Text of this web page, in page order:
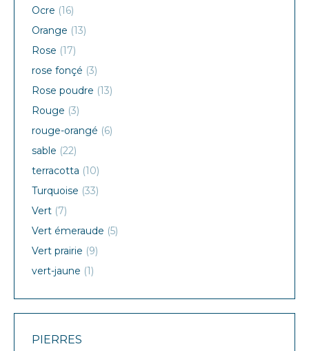
Ocre (16)
Orange (13)
Rose (17)
rose fonçé (3)
Rose poudre (13)
Rouge (3)
rouge-orangé (6)
sable (22)
terracotta (10)
Turquoise (33)
Vert (7)
Vert émeraude (5)
Vert prairie (9)
vert-jaune (1)
PIERRES